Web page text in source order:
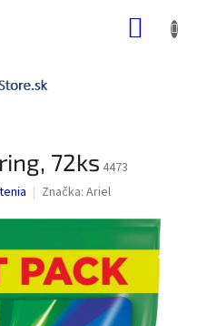
72ks 4473
Značka: Ariel